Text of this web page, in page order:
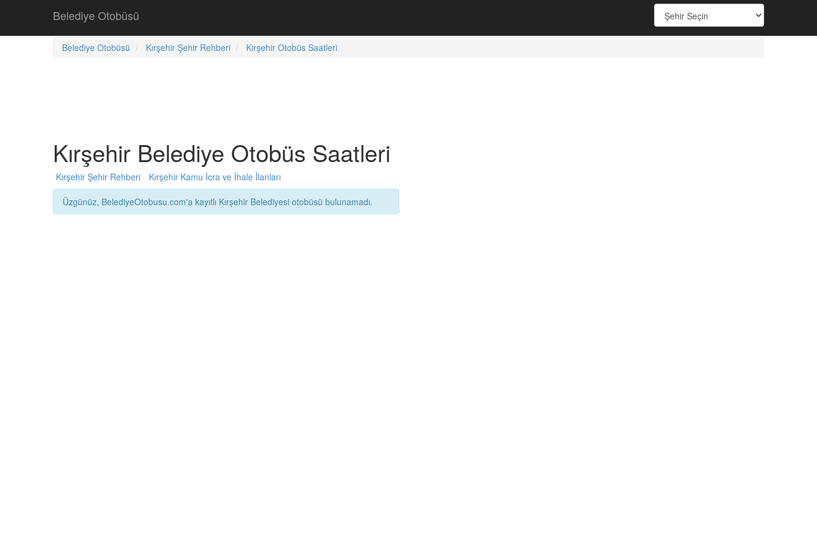
Belediye Otobüsü
Belediye Otobüsü Kırşehir Şehir Rehberi Kırşehir Otobüs Saatleri
Kırşehir Belediye Otobüs Saatleri
Kırşehir Şehir Rehberi Kırşehir Kamu İcra ve İhale İlanları
Üzgünüz, BelediyeOtobusu.com'a kayıtlı Kırşehir Belediyesi otobüsü bulunamadı.